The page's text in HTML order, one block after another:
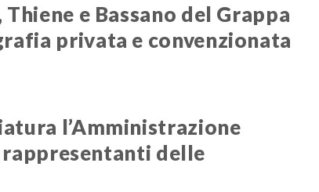
e Bassano del Grappa
privata e convenzionata
l’Amministrazione
rappresentanti delle